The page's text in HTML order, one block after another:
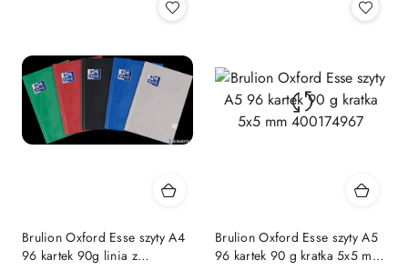
Brulion Oxford Esse szyty A4
96 kartek 90g linia z
Brulion Oxford Esse szyty A5
96 kartek 90 g kratka 5x5 mm